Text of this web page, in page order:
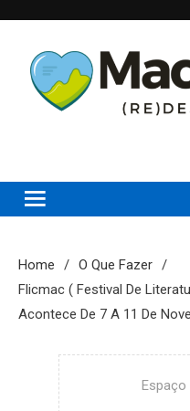
content
Home
O Que Fazer
Flicmac ( Festival De
Acontece De 7 A 11 De
Espaço